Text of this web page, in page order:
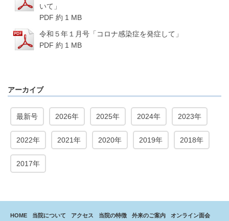
いて」
PDF 約 1 MB
令和５年１月号「コロナ感染症を発症して」
PDF 約 1 MB
アーカイブ
最新号 2026年 2025年 2024年 2023年
2022年 2021年 2020年 2019年 2018年
2017年
HOME 当院について アクセス 当院の特徴 外来のご案内 オンライン面会